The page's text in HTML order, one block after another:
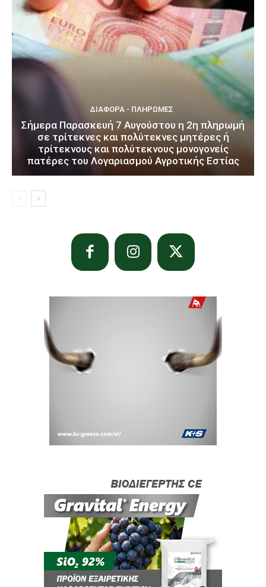
ΔΙΆΦΟΡΑ - ΠΛΗΡΩΜΈΣ
Σήμερα Παρασκευή 7 Αυγούστου η 2η πληρωμή
σε τρίτεκνες και πολύτεκνες μητέρες ή
τρίτεκνους και πολύτεκνους μονογονείς
πατέρες του Λογαριασμού Αγροτικής Εστίας